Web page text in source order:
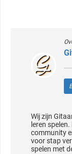
Wij zijn
leren
community
voor stap
spelen met